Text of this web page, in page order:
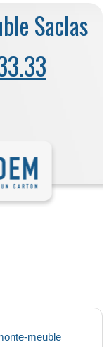
Saclas
meuble